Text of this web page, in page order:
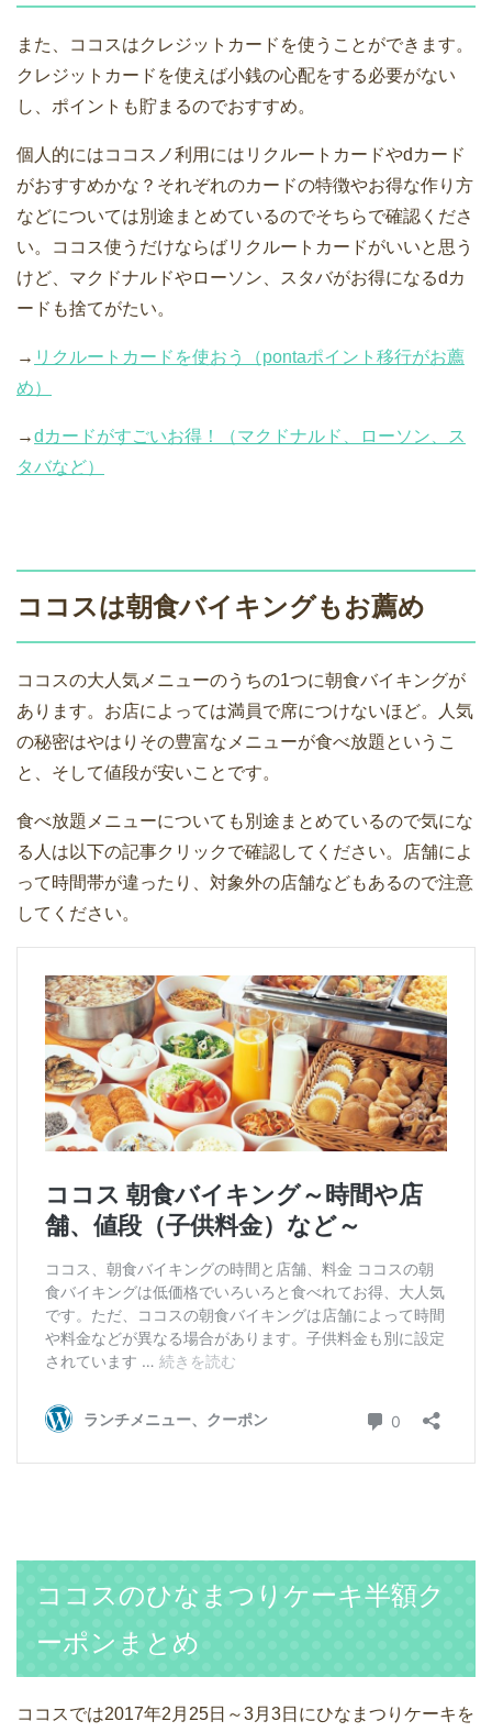
また、ココスはクレジットカードを使うことができます。
クレジットカードを使えば小銭の心配をする必要がない
し、ポイントも貯まるのでおすすめ。
個人的にはココスノ利用にはリクルートカードやdカード
がおすすめかな？それぞれのカードの特徴やお得な作り方
などについては別途まとめているのでそちらで確認くださ
い。ココス使うだけならばリクルートカードがいいと思う
けど、マクドナルドやローソン、スタバがお得になるdカ
ードも捨てがたい。
→ リクルートカードを使おう（pontaポイント移行がお薦
め）
→dカードがすごいお得！（マクドナルド、ローソン、ス
タバなど）
ココスは朝食バイキングもお薦め
ココスの大人気メニューのうちの1つに朝食バイキングが
あります。お店によっては満員で席につけないほど。人気
の秘密はやはりその豊富なメニューが食べ放題というこ
と、そして値段が安いことです。
食べ放題メニューについても別途まとめているので気にな
る人は以下の記事クリックで確認してください。店舗によ
って時間帯が違ったり、対象外の店舗などもあるので注意
してください。
ココスのひなまつりケーキ半額ク
ーポンまとめ
ココスでは2017年2月25日～3月3日にひなまつりケーキを